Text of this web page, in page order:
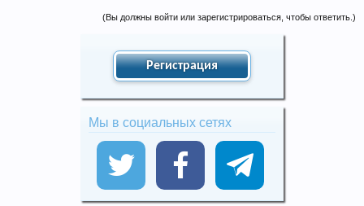
(Вы должны войти или зарегистрироваться, чтобы ответить.)
Регистрация
Мы в социальных сетях